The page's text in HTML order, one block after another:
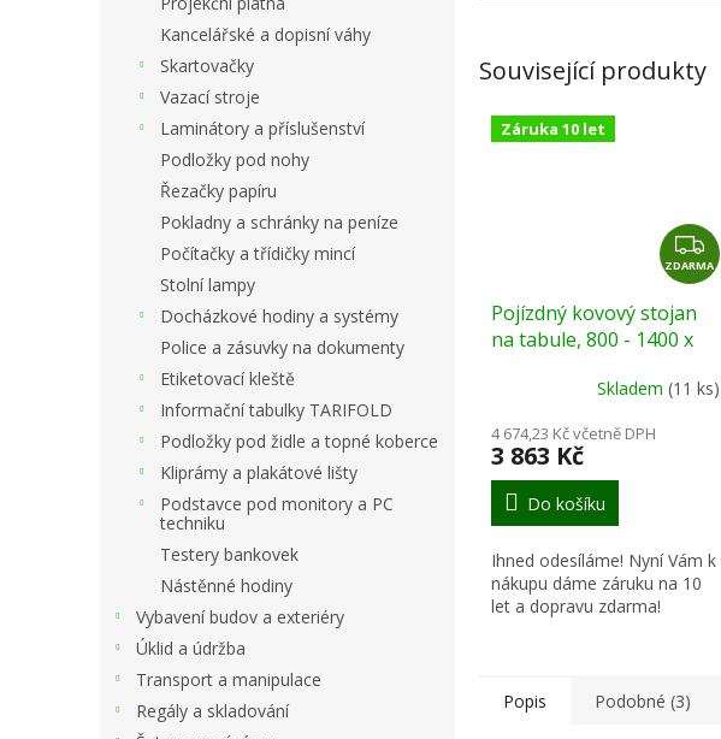
Kancelářské a dopisní váhy
Skartovačky
Vazací stroje
Laminátory a příslušenství
Podložky pod nohy
Řezačky papíru
Pokladny a schránky na peníze
Počítačky a třídičky mincí
Stolní lampy
Docházkové hodiny a systémy
Police a zásuvky na dokumenty
Etiketovací kleště
Informační tabulky TARIFOLD
Podložky pod židle a topné koberce
Kliprámy a plakátové lišty
Podstavce pod monitory a PC
techniku
Testery bankovek
Nástěnné hodiny
Vybavení budov a exteriéry
Úklid a údržba
Transport a manipulace
Regály a skladování
Související produkty
Záruka 10 let
Z
D
A
ZDARMA
Pojízdný kovový stojan
na tabule, 800 - 1400 x
Skladem (11 ks)
4 674,23 Kč včetně DPH
3 863 Kč
Do košíku
Ihned odesíláme! Nyní Vám k
nákupu dáme záruku na 10
let a dopravu zdarma!
Popis Podobné (3)